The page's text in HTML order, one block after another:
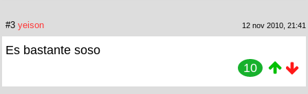
#3 yeison 12 nov 2010, 21:41
Es bastante soso
10